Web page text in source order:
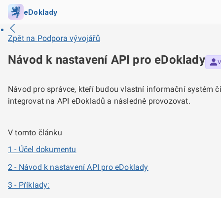
eDoklady
Zpět na Podpora vývojářů
Návod k nastavení API pro eDoklady
Návod pro správce, kteří budou vlastní informační systém
integrovat na API eDokladů a následně provozovat.
V tomto článku
1 - Účel dokumentu
2 - Návod k nastavení API pro eDoklady
3 - Příklady: